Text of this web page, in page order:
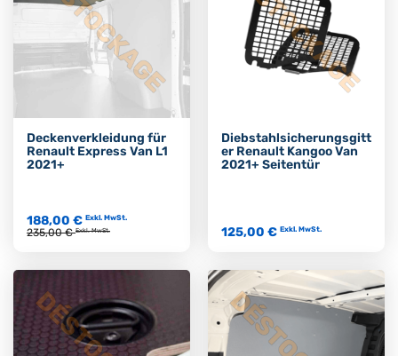
Deckenverkleidung für
Renault Express Van L1
2021+
188,00 € Exkl. MwSt.
235,00 €Exkl. MwSt.
Diebstahlsicherungsgitt
er Renault Kangoo Van
2021+ Seitentür
125,00 € Exkl. MwSt.